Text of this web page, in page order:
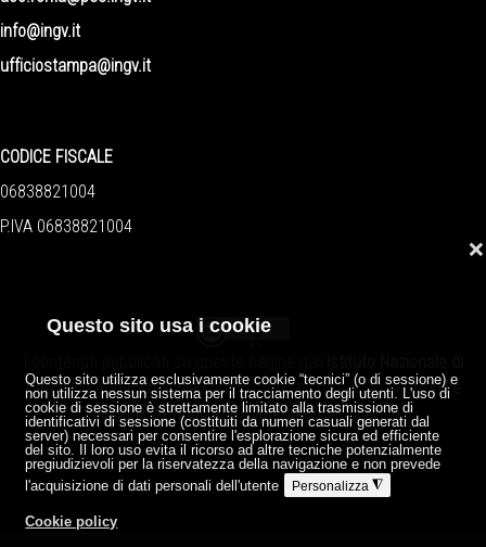
Questo sito usa i cookie
Questo sito utilizza esclusivamente cookie “tecnici” (o di sessione) e
non utilizza nessun sistema per il tracciamento degli utenti. L'uso di
cookie di sessione è strettamente limitato alla trasmissione di
identificativi di sessione (costituiti da numeri casuali generati dal
server) necessari per consentire l'esplorazione sicura ed efficiente
del sito. Il loro uso evita il ricorso ad altre tecniche potenzialmente
pregiudizievoli per la riservatezza della navigazione e non prevede
l'acquisizione di dati personali dell'utente
Personalizza◮
Cookie policy
❌
info@ingv.it
ufficiostampa@ingv.it
CODICE FISCALE
06838821004
P.IVA 06838821004
Geofisica e Vulcanologiasono distribuiti sotto licenzaCreative
Commons Attribution 4.0 International License.